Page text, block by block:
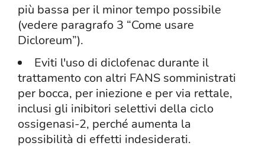
più bassa per il minor tempo possibile
(vedere paragrafo 3 “Come usare
Dicloreum”).
Eviti l'uso di diclofenac durante il
trattamento con altri FANS somministrati
per bocca, per iniezione e per via rettale,
inclusi gli inibitori selettivi della ciclo
ossigenasi-2, perché aumenta la
possibilità di effetti indesiderati.